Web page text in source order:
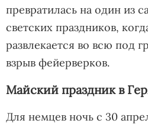
превратилась на один из
светских праздников,
развлекается во всю под
взрыв фейерверков.
Майский праздник в
Для немцев ночь с 30